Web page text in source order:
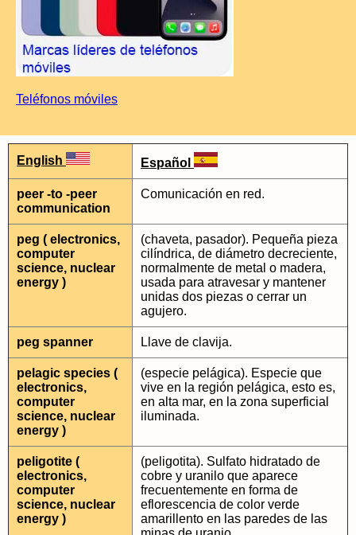
Teléfonos móviles
English Español
peer -to -peer
communication
Comunicación en red.
peg ( electronics,
computer
science, nuclear
energy )
(chaveta, pasador). Pequeña pieza
cilíndrica, de diámetro decreciente,
normalmente de metal o madera,
usada para atravesar y mantener
unidas dos piezas o cerrar un
agujero.
peg spanner Llave de clavija.
pelagic species (
electronics,
computer
science, nuclear
energy )
(especie pelágica). Especie que
vive en la región pelágica, esto es,
en alta mar, en la zona superficial
iluminada.
peligotite (
electronics,
computer
science, nuclear
energy )
(peligotita). Sulfato hidratado de
cobre y uranilo que aparece
frecuentemente en forma de
eflorescencia de color verde
amarillento en las paredes de las